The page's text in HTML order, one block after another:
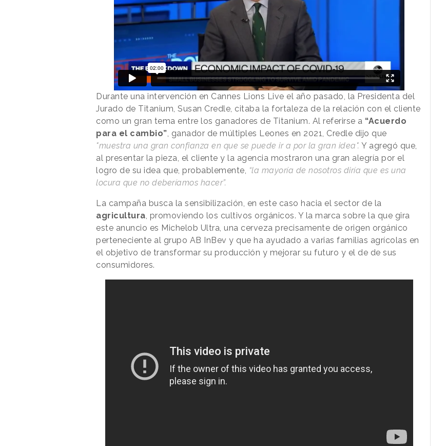
Durante una intervención en Cannes Lions Live el año pasado, la Presidenta del
Jurado de Titanium, Susan Credle, citaba la fortaleza de la relación con el cliente
como un gran tema entre los ganadores de Titanium. Al referirse a “Acuerdo
para el cambio” , ganador de múltiples Leones en 2021, Credle dijo que
"muestra una gran confianza en que se puede ir a por la gran idea". Y agregó que,
al presentar la pieza, el cliente y la agencia mostraron una gran alegría por el
logro de su idea que, probablemente, “la mayoría de nosotros diría que es una
locura que no deberíamos hacer”.
La campaña busca la sensibilización, en este caso hacia el sector de la
agricultura , promoviendo los cultivos orgánicos. Y la marca sobre la que gira
este anuncio es Michelob Ultra, una cerveza precisamente de origen orgánico
perteneciente al grupo AB InBev y que ha ayudado a varias familias agrícolas en
el objetivo de transformar su producción y mejorar su futuro y el de de sus
consumidores.